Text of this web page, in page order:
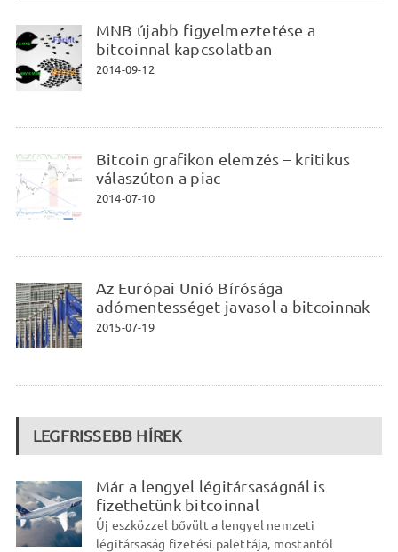
MNB újabb figyelmeztetése a
bitcoinnal kapcsolatban
2014-09-12
Bitcoin grafikon elemzés – kritikus
válaszúton a piac
2014-07-10
Az Európai Unió Bírósága
adómentességet javasol a bitcoinnak
2015-07-19
LEGFRISSEBB HÍREK
Már a lengyel légitársaságnál is
fizethetünk bitcoinnal
Új eszközzel bővült a lengyel nemzeti
légitársaság fizetési palettája, mostantól